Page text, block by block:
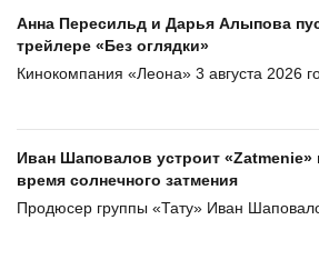
Анна Пересильд и Дарья Алыпова
трейлере «Без оглядки»
Кинокомпания «Леона» 3 августа 2026
Иван Шаповалов устроит «Zatmenie»
время солнечного затмения
Продюсер группы «Тату» Иван